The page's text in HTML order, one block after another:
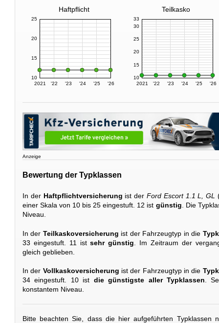
Haftpflicht Teilkasko
2021 '22 '23 '24 '25 '26
10
15
20
25
2021 '22 '23 '24 '25 '26
10
15
20
25
30
33
Anzeige
Bewertung der Typklassen
In der Haftpflichtversicherung ist derFord Escort 1.1 L, GL
einer Skala von 10 bis 25 eingestuft. 12 ist günstig . Die
Niveau.
In der Teilkaskoversicherung ist der Fahrzeugtyp in die
33 eingestuft. 11 istsehr günstig . Im Zeitraum der
gleich geblieben.
In der Vollkaskoversicherung ist der Fahrzeugtyp in die
34 eingestuft. 10 ist die günstigste aller Typklassen.
konstantem Niveau.
Bitte beachten Sie, dass die hier aufgeführten Typklassen